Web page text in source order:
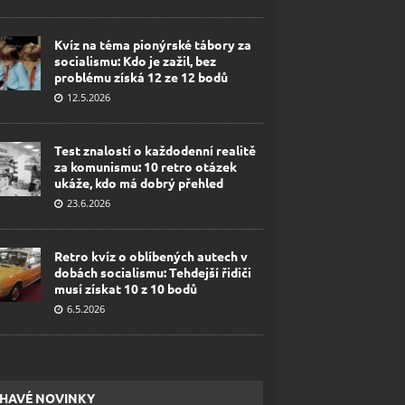
Kvíz na téma pionýrské tábory za
socialismu: Kdo je zažil, bez
problému získá 12 ze 12 bodů
12.5.2026
Test znalostí o každodenní realitě
za komunismu: 10 retro otázek
ukáže, kdo má dobrý přehled
23.6.2026
Retro kvíz o oblíbených autech v
dobách socialismu: Tehdejší řidiči
musí získat 10 z 10 bodů
6.5.2026
NOVINKY